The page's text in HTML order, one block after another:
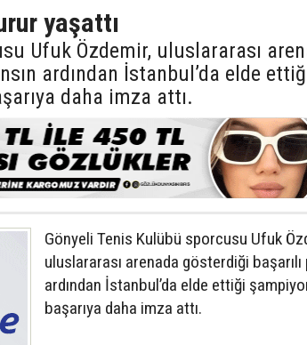
yaşattı
Ufuk Özdemir, uluslararası
ardından İstanbul’da elde
daha imza attı.
Gönyeli Tenis Kulübü sporcusu Ufuk
uluslararası arenada gösterdiği
ardından İstanbul’da elde ettiği
başarıya daha imza attı.